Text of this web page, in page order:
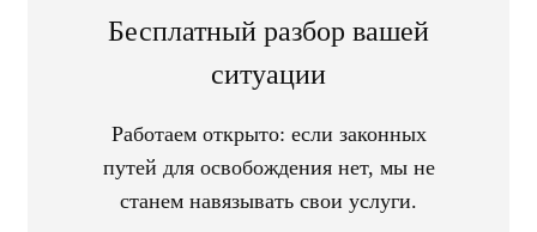
Бесплатный разбор вашей
ситуации
Работаем открыто: если законных
путей для освобождения нет, мы не
станем навязывать свои услуги.